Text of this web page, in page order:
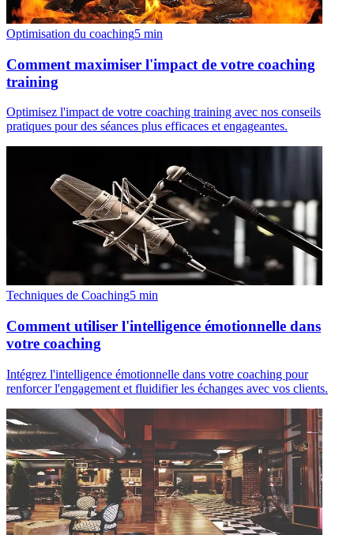
Optimisation du coaching5 min
Comment maximiser l'impact de votre coaching
training
Optimisez l'impact de votre coaching training avec nos conseils
pratiques pour des séances plus efficaces et engageantes.
Techniques de Coaching5 min
Comment utiliser l'intelligence émotionnelle dans
votre coaching
Intégrez l'intelligence émotionnelle dans votre coaching pour
renforcer l'engagement et fluidifier les échanges avec vos clients.